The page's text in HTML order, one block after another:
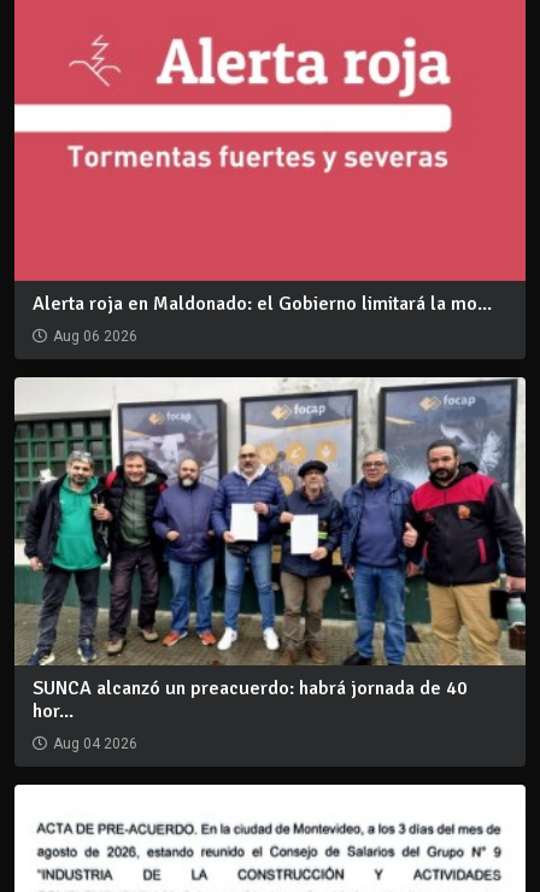
Alerta roja en Maldonado: el Gobierno limitará la mo...
Aug 06 2026
SUNCA alcanzó un preacuerdo: habrá jornada de 40
hor...
Aug 04 2026